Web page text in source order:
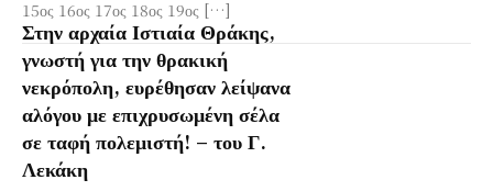
15ος 16ος 17ος 18ος 19ος […]
Στην αρχαία Ιστιαία Θράκης,
γνωστή για την θρακική
νεκρόπολη, ευρέθησαν λείψανα
αλόγου με επιχρυσωμένη σέλα
σε ταφή πολεμιστή! – του Γ.
Λεκάκη